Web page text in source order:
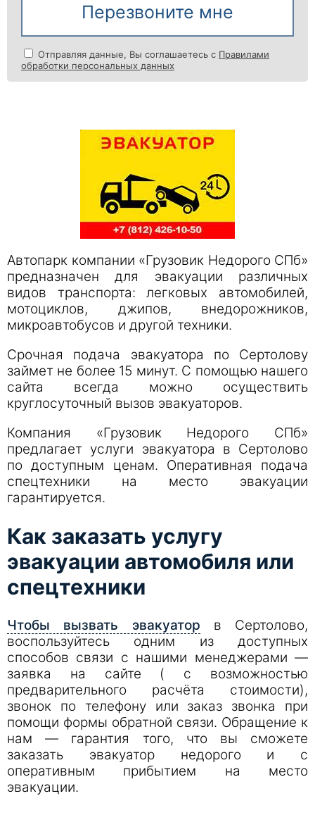
Перезвоните мне
Отправляя данные, Вы соглашаетесь с Правилами
обработки персональных данных
Автопарк компании «Грузовик Недорого СПб»
предназначен для эвакуации различных
видов транспорта: легковых автомобилей,
мотоциклов, джипов, внедорожников,
микроавтобусов и другой техники.
Срочная подача эвакуатора по Cертолову
займет не более 15 минут. С помощью нашего
сайта всегда можно осуществить
круглосуточный вызов эвакуаторов.
Компания «Грузовик Недорого СПб»
предлагает услуги эвакуатора в Cертолово
по доступным ценам. Оперативная подача
спецтехники на место эвакуации
гарантируется.
Как заказать услугу
эвакуации автомобиля или
спецтехники
Чтобы вызвать эвакуатор в Cертолово,
воспользуйтесь одним из доступных
способов связи с нашими менеджерами —
заявка на сайте ( с возможностью
предварительного расчёта стоимости),
звонок по телефону или заказ звонка при
помощи формы обратной связи. Обращение к
нам — гарантия того, что вы сможете
заказать эвакуатор недорого и с
оперативным прибытием на место
эвакуации.